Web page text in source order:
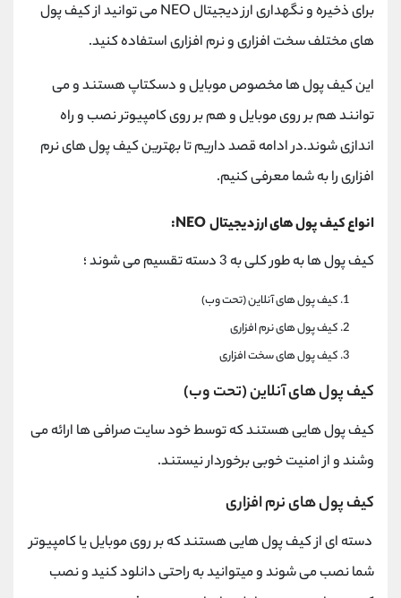
برای ذخیره و نگهداری ارز دیجیتال NEO می توانید از کیف پول
های مختلف سخت افزاری و نرم افزاری استفاده کنید.
این کیف پول ها مخصوص موبایل و دسکتاپ هستند و می
توانند هم بر روی موبایل و هم بر روی کامپیوتر نصب و راه
اندازی شوند.در ادامه قصد داریم تا بهترین کیف پول های نرم
افزاری را به شما معرفی کنیم.
انواع کیف پول های ارز دیجیتال NEO:
کیف پول ها به طور کلی به 3 دسته تقسیم می شوند ؛
کیف پول های آنلاین (تحت وب)
کیف پول های نرم افزاری
کیف پول های سخت افزاری
کیف پول های آنلاین (تحت وب)
کیف پول هایی هستند که توسط خود سایت صرافی ها ارائه می
وشند و از امنیت خوبی برخوردار نیستند.
کیف پول های نرم افزاری
دسته ای از کیف پول هایی هستند که بر روی موبایل یا کامپیوتر
شما نصب می شوند و میتوانید به راحتی دانلود کنید و نصب